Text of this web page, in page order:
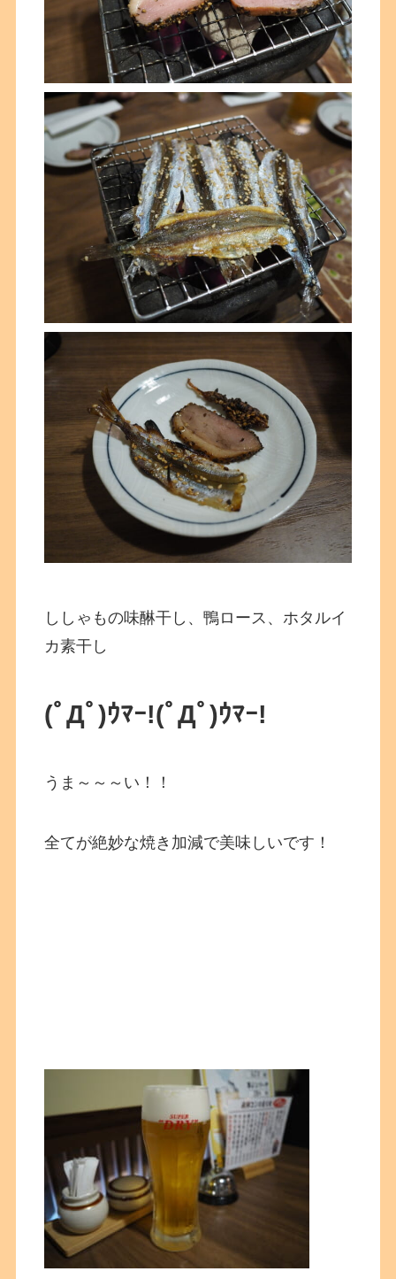
ししゃもの味醂干し、鴨ロース、ホタルイ
カ素干し
(ﾟДﾟ)ｳﾏｰ!(ﾟДﾟ)ｳﾏｰ!
うま～～～い！！
全てが絶妙な焼き加減で美味しいです！